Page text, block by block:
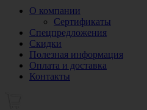
О компании
Сертификаты
Спецпредложения
Скидки
Полезная информация
Оплата и доставка
Контакты